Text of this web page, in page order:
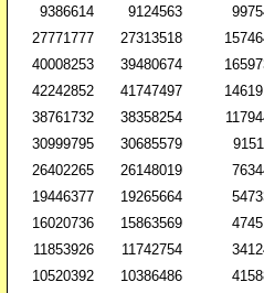
9386614 9124563
27771777 27313518
40008253 39480674
42242852 41747497
38761732 38358254
30999795 30685579
26402265 26148019
19446377 19265664
16020736 15863569
11853926 11742754
10520392 10386486